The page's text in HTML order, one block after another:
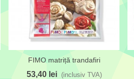
Adaugă la lista de dorințe
FIMO matriță trandafiri
53,40 lei (inclusiv TVA)